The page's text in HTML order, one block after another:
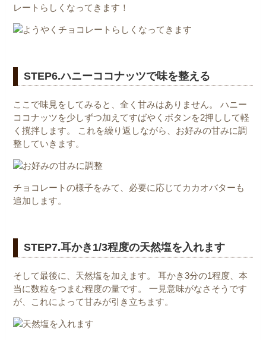
レートらしくなってきます！
STEP6.ハニーココナッツで味を整える
ここで味見をしてみると、全く甘みはありません。
ハニー
ココナッツを少しずつ加えてすばやくボタンを2押しして軽
く撹拌します。
これを繰り返しながら、お好みの甘みに調
整していきます。
チョコレートの様子をみて、必要に応じてカカオバターも
追加します。
STEP7.耳かき1/3程度の天然塩を入れます
そして最後に、天然塩を加えます。
耳かき3分の1程度、本
当に数粒をつまむ程度の量です。
一見意味がなさそうです
が、これによって甘みが引き立ちます。